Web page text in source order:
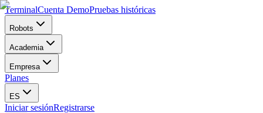
TerminalCuenta DemoPruebas históricas
Robots
Academia
Empresa
Planes
ES
Iniciar sesiónRegistrarse